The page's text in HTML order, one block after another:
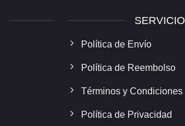
SERVICIO
Política de Envío
Política de Reembolso
Términos y Condiciones
Política de Privacidad